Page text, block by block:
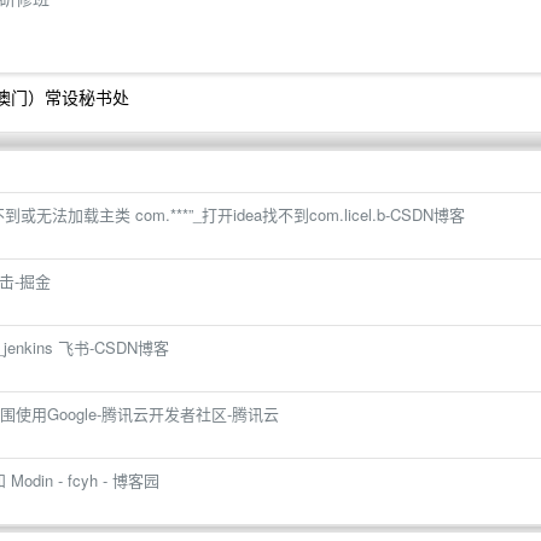
门）常设秘书处
或无法加载主类 com.***”_打开idea找不到com.licel.b-CSDN博客
-掘金
飞书-CSDN博客
使用Google-腾讯云开发者社区-腾讯云
Modin - fcyh - 博客园